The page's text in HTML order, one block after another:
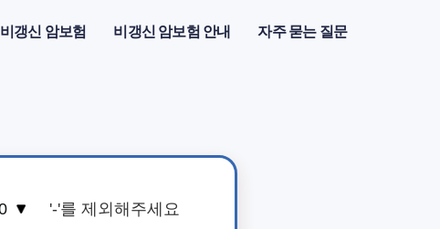
비갱신 암보험 비갱신 암보험 안내 자주 묻는 질문